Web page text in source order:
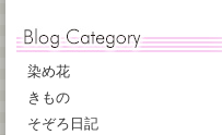
染め花
きもの
そぞろ日記